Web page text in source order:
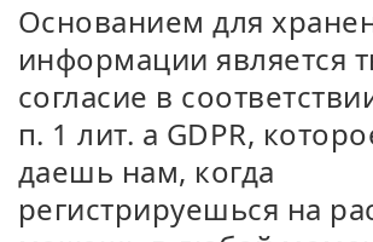
Основанием для
информации является
согласие в
п. 1 лит. а GDPR,
даешь нам, когда
регистрируешься на